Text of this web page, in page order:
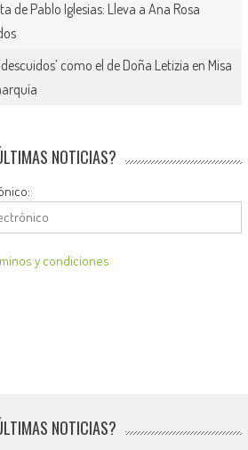
de Pablo Iglesias: Lleva a Ana Rosa
como el de Doña Letizia en Misa
NOTICIAS?
y condiciones
NOTICIAS?